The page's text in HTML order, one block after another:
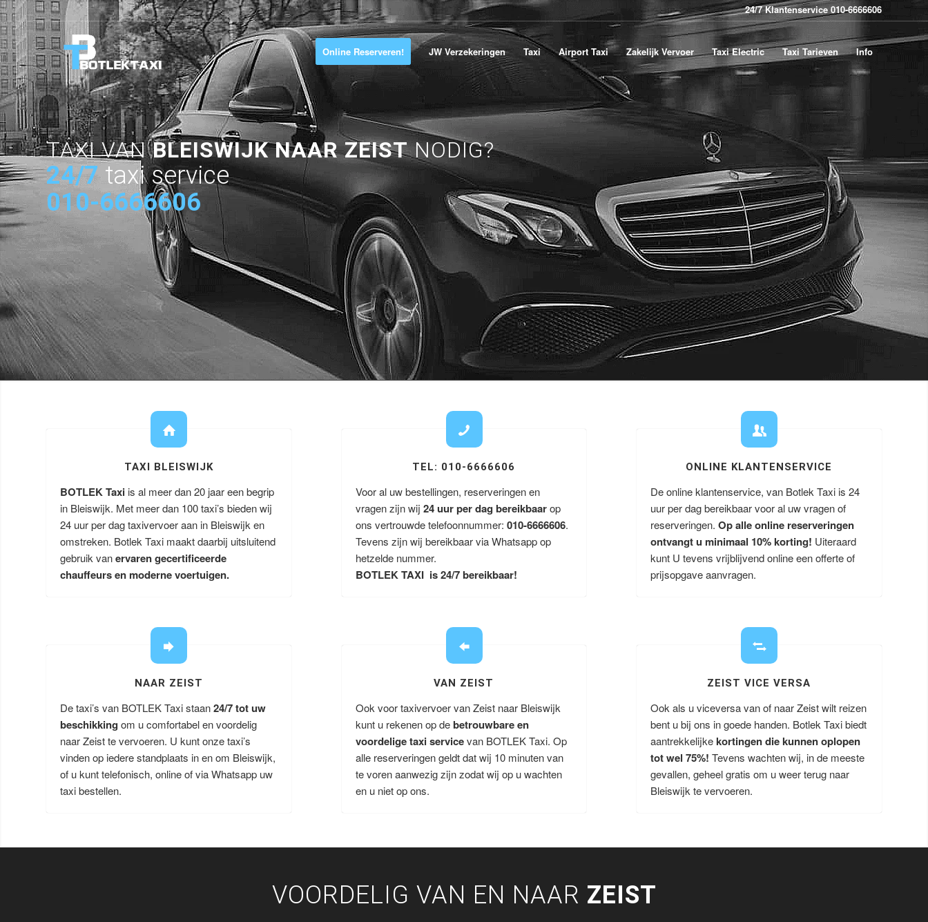
24/7 Klantenservice 010-6666606
Online Reserveren! JW Verzekeringen Taxi Airport Taxi Zakelijk Vervoer Taxi Electric Taxi Tarieven Info
TAXI VANBLEISWIJK NAAR ZEISTNODIG?
24/7 taxi service
010-6666606
TAXI BLEISWIJK
BOTLEK Taxi is al meer dan 20 jaar een begrip
in Bleiswijk. Met meer dan 100 taxi’s bieden wij
24 uur per dag taxivervoer aan in Bleiswijk en
omstreken. Botlek Taxi maakt daarbij uitsluitend
gebruik vanervaren gecertificeerde
chauffeurs en moderne voertuigen.
TEL: 010-6666606
Voor al uw bestellingen, reserveringen en
vragen zijn wij 24 uur per dag bereikbaarop
ons vertrouwde telefoonnummer: 010-6666606.
Tevens zijn wij bereikbaar via Whatsapp op
hetzelde nummer.
BOTLEK TAXI is 24/7 bereikbaar!
ONLINE KLANTENSERVICE
De online klantenservice, van Botlek Taxi is 24
uur per dag bereikbaar voor al uw vragen of
reserveringen.Op alle online reserveringen
ontvangt u minimaal 10% korting! Uiteraard
kunt U tevens vrijblijvend online een offerte of
prijsopgave aanvragen.
NAAR ZEIST
De taxi’s van BOTLEK Taxi staan24/7 tot uw
beschikking om u comfortabel en voordelig
naar Zeist te vervoeren. U kunt onze taxi’s
vinden op iedere standplaats in en om Bleiswijk,
of u kunt telefonisch, online of via Whatsapp uw
taxi bestellen.
VAN ZEIST
Ook voor taxivervoer van Zeist naar Bleiswijk
kunt u rekenen op debetrouwbare en
voordelige taxi servicevan BOTLEK Taxi. Op
alle reserveringen geldt dat wij 10 minuten van
te voren aanwezig zijn zodat wij op u wachten
en u niet op ons.
ZEIST VICE VERSA
Ook als u viceversa van of naar Zeist wilt reizen
bent u bij ons in goede handen. Botlek Taxi biedt
aantrekkelijkekortingen die kunnen oplopen
tot wel 75%!Tevens wachten wij, in de meeste
gevallen, geheel gratis om u weer terug naar
Bleiswijk te vervoeren.
VOORDELIG VAN EN NAAR ZEIST